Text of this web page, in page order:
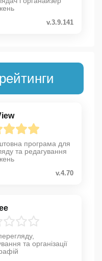
v.3.9.141
програма для
та редагування
v.4.70
та організації